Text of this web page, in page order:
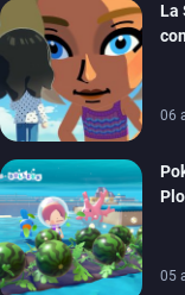
La
06
05